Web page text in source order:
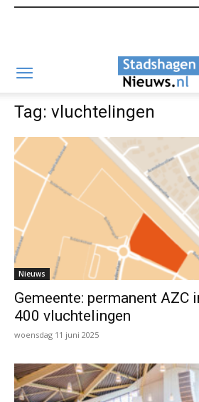
Tag: vluchtelingen
Nieuws
Gemeente: permanent AZC
400 vluchtelingen
woensdag 11 juni 2025